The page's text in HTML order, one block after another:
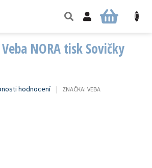
NÁKUPNÍ
NORA tisk Sovičky
hodnocení ZNAČKA: VEBA